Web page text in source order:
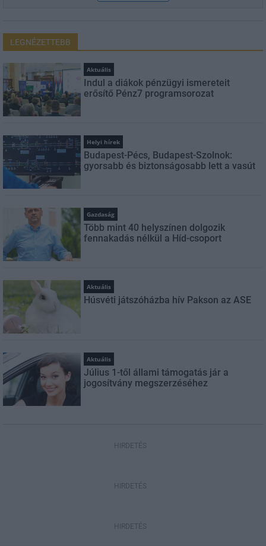
LEGNÉZETTEBB
Aktuális
Indul a diákok pénzügyi ismereteit
erősítő Pénz7 programsorozat
Helyi hírek
Budapest-Pécs, Budapest-Szolnok:
gyorsabb és biztonságosabb lett a vasút
Gazdaság
Több mint 40 helyszínen dolgozik
fennakadás nélkül a Híd-csoport
Aktuális
Húsvéti játszóházba hív Pakson az ASE
Aktuális
Július 1-től állami támogatás jár a
jogosítvány megszerzéséhez
HIRDETÉS
HIRDETÉS
HIRDETÉS